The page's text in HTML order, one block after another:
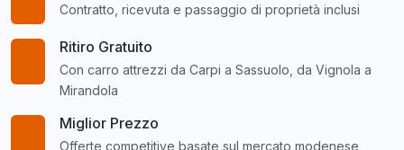
Contratto, ricevuta e passaggio di proprietà inclusi
Ritiro Gratuito
Con carro attrezzi da Carpi a Sassuolo, da Vignola a
Mirandola
Miglior Prezzo
Offerte competitive basate sul mercato modenese